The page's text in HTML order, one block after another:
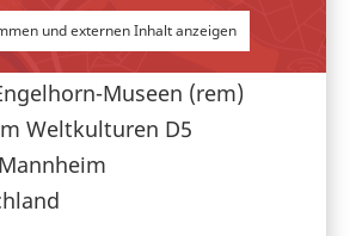
und externen Inhalt anzeigen
Museen (rem)
Weltkulturen D5
Mannheim